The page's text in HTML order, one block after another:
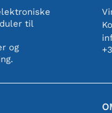
til
og